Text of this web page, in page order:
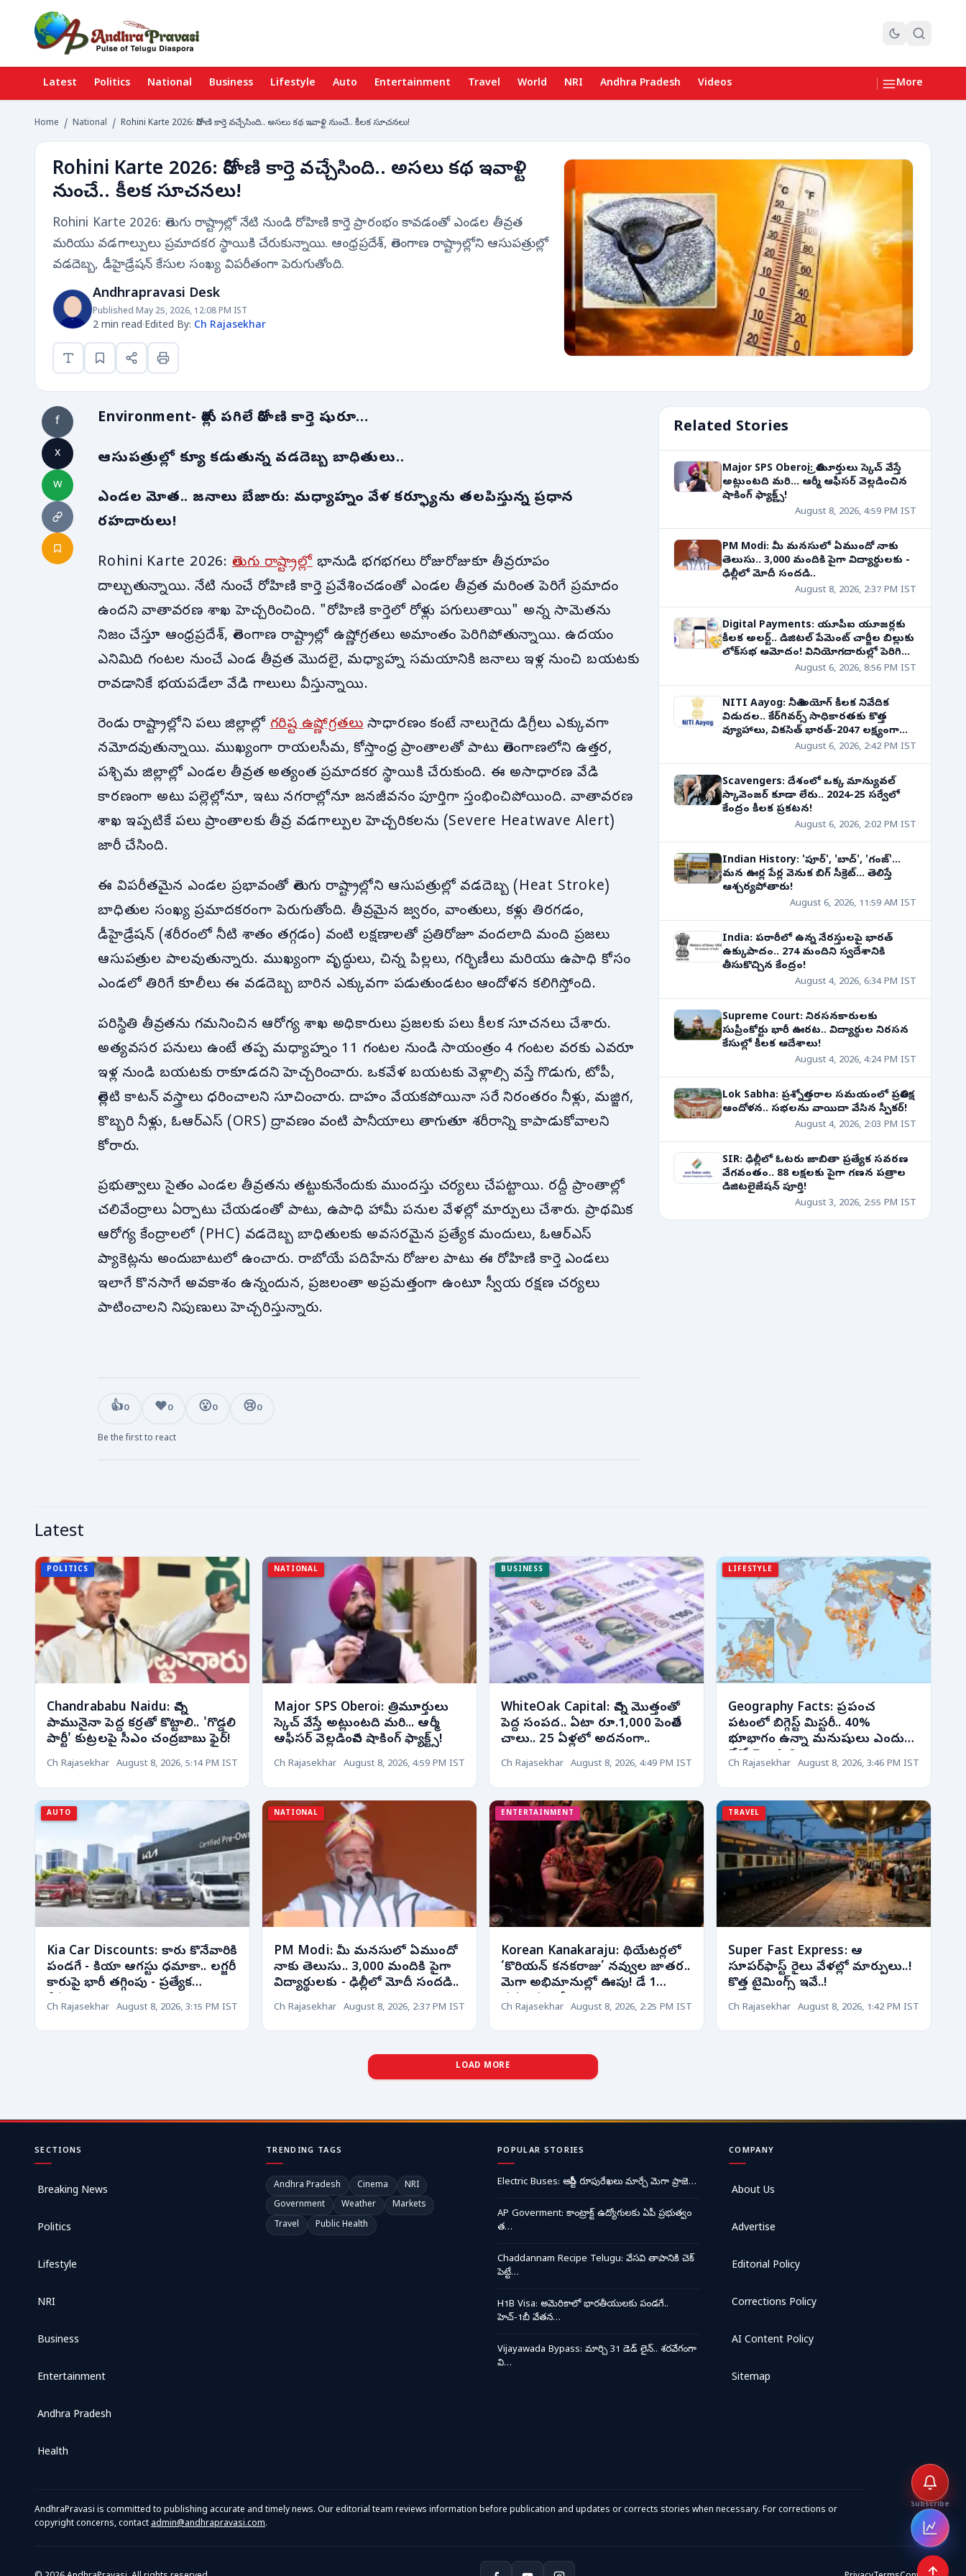
Latest Politics National Business Lifestyle Auto Entertainment Travel World NRI Andhra Pradesh Videos More
Home / National / Rohini Karte 2026: రోహిణి కార్తె వచ్చేసింది.. అసలు కథ ఇవాళ్టి నుంచే.. కీలక సూచనలు!
Rohini Karte 2026: రోహిణి కార్తె వచ్చేసింది.. అసలు కథ ఇవాళ్టి
నుంచే.. కీలక సూచనలు!
Rohini Karte 2026: తెలుగు రాష్ట్రాల్లో నేటి నుండి రోహిణి కార్తె ప్రారంభం కావడంతో ఎండల తీవ్రత
మరియు వడగాల్పులు ప్రమాదకర స్థాయికి చేరుకున్నాయి. ఆంధ్రప్రదేశ్, తెలంగాణ రాష్ట్రాల్లోని ఆసుపత్రుల్లో
వడదెబ్బ, డీహైడ్రేషన్ కేసుల సంఖ్య విపరీతంగా పెరుగుతోంది.
Andhrapravasi Desk
Published May 25, 2026, 12:08 PM IST
2 min read·Edited By: Ch Rajasekhar
f
x
w
Environment- రోళ్లు పగిలే రోహిణి కార్తె షురూ…
ఆసుపత్రుల్లో క్యూ కడుతున్న వడదెబ్బ బాధితులు..
ఎండల మోత.. జనాలు బేజారు: మధ్యాహ్నం వేళ కర్ఫ్యూను తలపిస్తున్న ప్రధాన
రహదారులు!
Rohini Karte 2026:తెలుగు రాష్ట్రాల్లోభానుడి భగభగలు రోజురోజుకూ తీవ్రరూపం
దాల్చుతున్నాయి. నేటి నుంచే రోహిణి కార్తె ప్రవేశించడంతో ఎండల తీవ్రత మరింత పెరిగే ప్రమాదం
ఉందని వాతావరణ శాఖ హెచ్చరించింది. "రోహిణి కార్తెలో రోళ్లు పగులుతాయి" అన్న సామెతను
నిజం చేస్తూ ఆంధ్రప్రదేశ్, తెలంగాణ రాష్ట్రాల్లో ఉష్ణోగ్రతలు అమాంతం పెరిగిపోతున్నాయి. ఉదయం
ఎనిమిది గంటల నుంచే ఎండ తీవ్రత మొదలై, మధ్యాహ్న సమయానికి జనాలు ఇళ్ల నుంచి బయటకు
రావడానికే భయపడేలా వేడి గాలులు వీస్తున్నాయి.
రెండు రాష్ట్రాల్లోని పలు జిల్లాల్లోగరిష్ట ఉష్ణోగ్రతలుసాధారణం కంటే నాలుగైదు డిగ్రీలు ఎక్కువగా
నమోదవుతున్నాయి. ముఖ్యంగా రాయలసీమ, కోస్తాంధ్ర ప్రాంతాలతో పాటు తెలంగాణలోని ఉత్తర,
పశ్చిమ జిల్లాల్లో ఎండల తీవ్రత అత్యంత ప్రమాదకర స్థాయికి చేరుకుంది. ఈ అసాధారణ వేడి
కారణంగా అటు పల్లెల్లోనూ, ఇటు నగరాల్లోనూ జనజీవనం పూర్తిగా స్తంభించిపోయింది. వాతావరణ
శాఖ ఇప్పటికే పలు ప్రాంతాలకు తీవ్ర వడగాల్పుల హెచ్చరికలను (Severe Heatwave Alert)
జారీ చేసింది.
ఈ విపరీతమైన ఎండల ప్రభావంతో తెలుగు రాష్ట్రాల్లోని ఆసుపత్రుల్లో వడదెబ్బ (Heat Stroke)
బాధితుల సంఖ్య ప్రమాదకరంగా పెరుగుతోంది. తీవ్రమైన జ్వరం, వాంతులు, కళ్లు తిరగడం,
డీహైడ్రేషన్ (శరీరంలో నీటి శాతం తగ్గడం) వంటి లక్షణాలతో ప్రతిరోజూ వందలాది మంది ప్రజలు
ఆసుపత్రుల పాలవుతున్నారు. ముఖ్యంగా వృద్ధులు, చిన్న పిల్లలు, గర్భిణీలు మరియు ఉపాధి కోసం
ఎండలో తిరిగే కూలీలు ఈ వడదెబ్బ బారిన ఎక్కువగా పడుతుండటం ఆందోళన కలిగిస్తోంది.
పరిస్థితి తీవ్రతను గమనించిన ఆరోగ్య శాఖ అధికారులు ప్రజలకు పలు కీలక సూచనలు చేశారు.
అత్యవసర పనులు ఉంటే తప్ప మధ్యాహ్నం 11 గంటల నుండి సాయంత్రం 4 గంటల వరకు ఎవరూ
ఇళ్ల నుండి బయటకు రాకూడదని హెచ్చరించారు. ఒకవేళ బయటకు వెళ్లాల్సి వస్తే గొడుగు, టోపీ,
తెల్లటి కాటన్ వస్త్రాలు ధరించాలని సూచించారు. దాహం వేయకపోయినా సరే నిరంతరం నీళ్లు, మజ్జిగ,
కొబ్బరి నీళ్లు, ఓఆర్ఎస్ (ORS) ద్రావణం వంటి పానీయాలు తాగుతూ శరీరాన్ని కాపాడుకోవాలని
కోరారు.
ప్రభుత్వాలు సైతం ఎండల తీవ్రతను తట్టుకునేందుకు ముందస్తు చర్యలు చేపట్టాయి. రద్దీ ప్రాంతాల్లో
చలివేంద్రాలు ఏర్పాటు చేయడంతో పాటు, ఉపాధి హామీ పనుల వేళల్లో మార్పులు చేశారు. ప్రాథమిక
ఆరోగ్య కేంద్రాలలో (PHC) వడదెబ్బ బాధితులకు అవసరమైన ప్రత్యేక మందులు, ఓఆర్ఎస్
ప్యాకెట్లను అందుబాటులో ఉంచారు. రాబోయే పదిహేను రోజుల పాటు ఈ రోహిణి కార్తె ఎండలు
ఇలాగే కొనసాగే అవకాశం ఉన్నందున, ప్రజలంతా అప్రమత్తంగా ఉంటూ స్వీయ రక్షణ చర్యలు
పాటించాలని నిపుణులు హెచ్చరిస్తున్నారు.
Related Stories
Major SPS Oberoi: త్రిమూర్తులు స్కెచ్ వేస్తే
అట్లుంటది మరి... ఆర్మీ ఆఫీసర్ వెల్లడించిన
షాకింగ్ ఫ్యాక్ట్స్!
August 8, 2026, 4:59 PM IST
PM Modi: మీ మనసులో ఏముందో నాకు
తెలుసు.. 3,000 మందికి పైగా విద్యార్థులకు -
ఢిల్లీలో మోదీ సందడి..
August 8, 2026, 2:37 PM IST
Digital Payments: యూపీఐ యూజర్లకు
కీలక అలర్ట్.. డిజిటల్ పేమెంట్ చార్జీల బిల్లుకు
లోక్‌సభ ఆమోదం! వినియోగదారుల్లో పెరిగిన
August 6, 2026, 8:56 PM IST
NITI Aayog: నీతి అయోగ్ కీలక నివేదిక
విడుదల.. కేర్‌గివర్స్ సాధికారతకు కొత్త
వ్యూహాలు, వికసిత్ భారత్-2047 లక్ష్యంగా
August 6, 2026, 2:42 PM IST
Scavengers: దేశంలో ఒక్క మాన్యువల్
స్కావెంజర్ కూడా లేరు.. 2024-25 సర్వేలో
కేంద్రం కీలక ప్రకటన!
August 6, 2026, 2:02 PM IST
Indian History: 'పూర్', 'బాద్', 'గంజ్'...
మన ఊర్ల పేర్ల వెనుక బిగ్ సీక్రెట్... తెలిస్తే
ఆశ్చర్యపోతారు!
August 6, 2026, 11:59 AM IST
India: పరారీలో ఉన్న నేరస్తులపై భారత్
ఉక్కుపాదం.. 274 మందిని స్వదేశానికి
తీసుకొచ్చిన కేంద్రం!
August 4, 2026, 6:34 PM IST
Supreme Court: నిరసనకారులకు
సుప్రీంకోర్టు భారీ ఊరట.. విద్యార్థుల నిరసన
కేసుల్లో కీలక ఆదేశాలు!
August 4, 2026, 4:24 PM IST
Lok Sabha: ప్రశ్నోత్తరాల సమయంలో ప్రతిపక్ష
ఆందోళన.. సభలను వాయిదా వేసిన స్పీకర్!
August 4, 2026, 2:03 PM IST
SIR: ఢిల్లీలో ఓటరు జాబితా ప్రత్యేక సవరణ
వేగవంతం.. 88 లక్షలకు పైగా గణన పత్రాల
డిజిటలైజేషన్ పూర్తి!
August 3, 2026, 2:55 PM IST
👍0 ❤️0 😮0 😢0
Be the first to react
Latest
POLITICS
Chandrababu Naidu: చిన్న
పామునైనా పెద్ద కర్రతో కొట్టాలి.. 'గొడ్డలి
పార్టీ' కుట్రలపై సీఎం చంద్రబాబు ఫైర్!
Ch Rajasekhar August 8, 2026, 5:14 PM IST
NATIONAL
Major SPS Oberoi: త్రిమూర్తులు
స్కెచ్ వేస్తే అట్లుంటది మరి... ఆర్మీ
ఆఫీసర్ వెల్లడించిన షాకింగ్ ఫ్యాక్ట్స్!
Ch Rajasekhar August 8, 2026, 4:59 PM IST
BUSINESS
WhiteOak Capital: చిన్న మొత్తంతో
పెద్ద సంపద.. ఏటా రూ.1,000 పెంచితే
చాలు.. 25 ఏళ్లలో అదనంగా..
Ch Rajasekhar August 8, 2026, 4:49 PM IST
LIFESTYLE
Geography Facts: ప్రపంచ
పటంలో బిగ్గెస్ట్ మిస్టరీ.. 40%
భూభాగం ఉన్నా మనుషులు ఎందుకు
లేరో తెలుసా?
Ch Rajasekhar August 8, 2026, 3:46 PM IST
AUTO
Kia Car Discounts: కారు కొనేవారికి
పండగే - కియా ఆగస్టు ధమాకా.. లగ్జరీ
కారుపై భారీ తగ్గింపు - ప్రత్యేక
డిస్కౌంట్లు!
Ch Rajasekhar August 8, 2026, 3:15 PM IST
NATIONAL
PM Modi: మీ మనసులో ఏముందో
నాకు తెలుసు.. 3,000 మందికి పైగా
విద్యార్థులకు - ఢిల్లీలో మోదీ సందడి..
Ch Rajasekhar August 8, 2026, 2:37 PM IST
ENTERTAINMENT
Korean Kanakaraju: థియేటర్లలో
‘కొరియన్ కనకరాజు’ నవ్వుల జాతర..
మెగా అభిమానుల్లో ఊపు! డే 1
వసూళ్లు ఇవే!
Ch Rajasekhar August 8, 2026, 2:25 PM IST
TRAVEL
Super Fast Express: ఆ
సూపర్‌ఫాస్ట్ రైలు వేళల్లో మార్పులు..!
కొత్త టైమింగ్స్ ఇవే..!
Ch Rajasekhar August 8, 2026, 1:42 PM IST
LOAD MORE
SECTIONS
Breaking News
Politics
Lifestyle
NRI
Business
Entertainment
Andhra Pradesh
Health
TRENDING TAGS
Andhra Pradesh Cinema
NRI
Government
Weather
Markets
Travel
Public Health
POPULAR STORIES
Electric Buses: ఆర్టీసీ రూపురేఖలు మార్చే మెగా ప్రాజె…
AP Goverment: కాంట్రాక్ట్ ఉద్యోగులకు ఏపీ ప్రభుత్వం
త…
Chaddannam Recipe Telugu: వేసవి తాపానికి చెక్
పెట్టే…
H1B Visa: అమెరికాలో భారతీయులకు పండగే..
హెచ్-1బీ వేతన…
Vijayawada Bypass: మార్చి 31 డెడ్ లైన్.. శరవేగంగా
వి…
COMPANY
About Us
Advertise
Editorial Policy
Corrections Policy
AI Content Policy
Sitemap
AndhraPravasi is committed to publishing accurate and timely news. Our editorial team reviews information before publication and updates or corrects stories when necessary. For corrections or
copyright concerns, contactadmin@andhrapravasi.com.
Subscribe
Open